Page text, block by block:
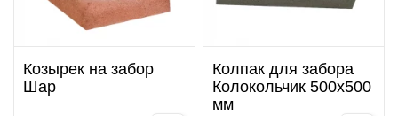
Козырек на забор
Шар
Колпак для забора
Колокольчик 500х500
мм